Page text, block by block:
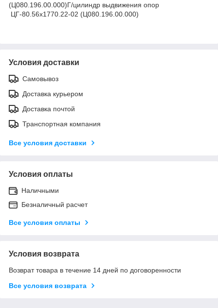
(Ц080.196.00.000)Г/цилиндр выдвижения опор
ЦГ-80.56х1770.22-02 (Ц080.196.00.000)
Условия доставки
Самовывоз
Доставка курьером
Доставка почтой
Транспортная компания
Все условия доставки
Условия оплаты
Наличными
Безналичный расчет
Все условия оплаты
Условия возврата
Возврат товара в течение 14 дней по договоренности
Все условия возврата